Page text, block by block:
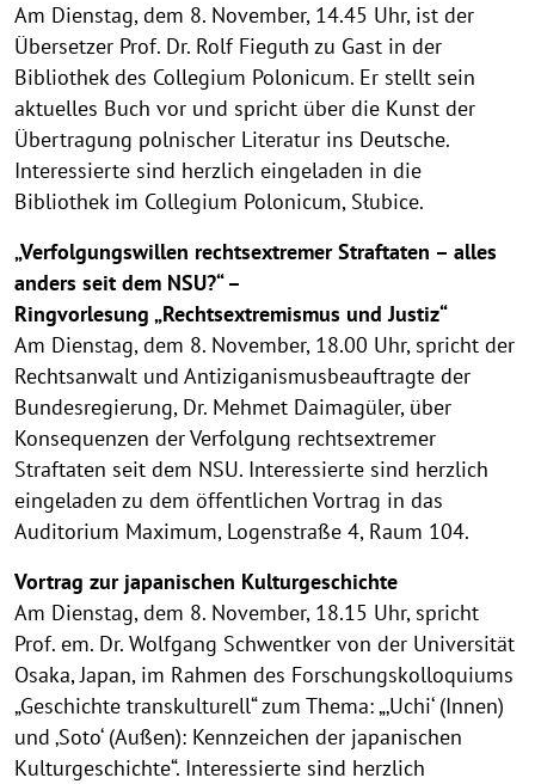
Am Dienstag, dem 8. November, 14.45 Uhr, ist der
Übersetzer Prof. Dr. Rolf Fieguth zu Gast in der
Bibliothek des Collegium Polonicum. Er stellt sein
aktuelles Buch vor und spricht über die Kunst der
Übertragung polnischer Literatur ins Deutsche.
Interessierte sind herzlich eingeladen in die
Bibliothek im Collegium Polonicum, Słubice.
„Verfolgungswillen rechtsextremer Straftaten – alles
anders seit dem NSU?“ –
Ringvorlesung „Rechtsextremismus und Justiz“
Am Dienstag, dem 8. November, 18.00 Uhr, spricht der
Rechtsanwalt und Antiziganismusbeauftragte der
Bundesregierung, Dr. Mehmet Daimagüler, über
Konsequenzen der Verfolgung rechtsextremer
Straftaten seit dem NSU. Interessierte sind herzlich
eingeladen zu dem öffentlichen Vortrag in das
Auditorium Maximum, Logenstraße 4, Raum 104.
Vortrag zur japanischen Kulturgeschichte
Am Dienstag, dem 8. November, 18.15 Uhr, spricht
Prof. em. Dr. Wolfgang Schwentker von der Universität
Osaka, Japan, im Rahmen des Forschungskolloquiums
„Geschichte transkulturell“ zum Thema: „‚Uchi‘ (Innen)
und ‚Soto‘ (Außen): Kennzeichen der japanischen
Kulturgeschichte“. Interessierte sind herzlich